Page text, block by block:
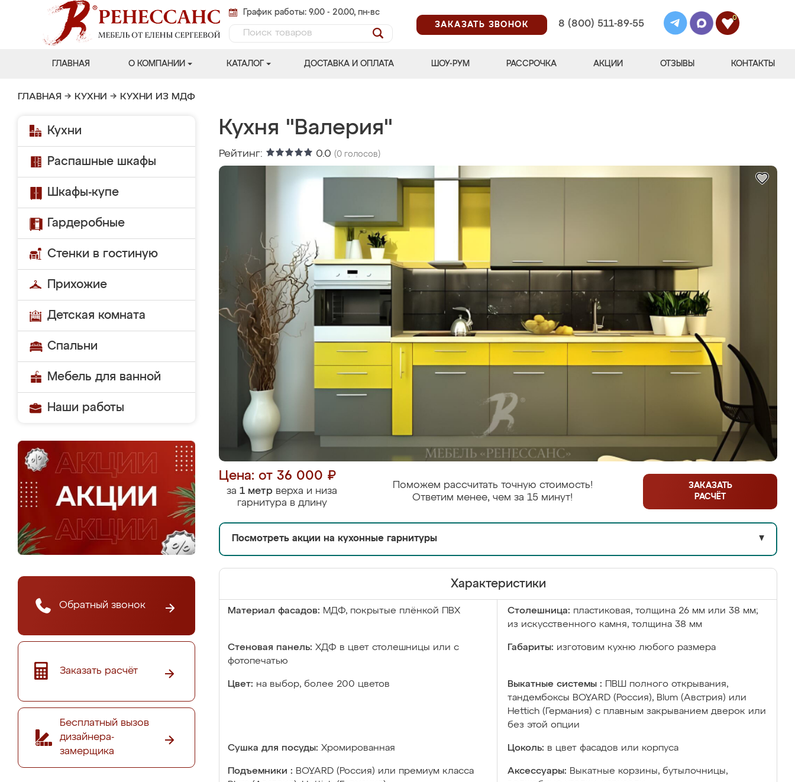
График работы: 9.00 - 20.00, пн-вс
ЗАКАЗАТЬ ЗВОНОК
8 (800) 511-89-55
0
ГЛАВНАЯ О КОМПАНИИ КАТАЛОГ ДОСТАВКА И ОПЛАТА ШОУ-РУМ РАССРОЧКА АКЦИИ ОТЗЫВЫ КОНТАКТЫ
ГЛАВНАЯ → КУХНИ → КУХНИ ИЗ МДФ
Кухни
Распашные шкафы
Шкафы-купе
Гардеробные
Стенки в гостиную
Прихожие
Детская комната
Спальни
Мебель для ванной
Наши работы
Обратный звонок
Заказать расчёт
Бесплатный вызов
дизайнера-
замерщика
Кухня "Валерия"
Рейтинг: 0.0 (0 голосов)
Цена: от 36 000 ₽
за 1 метр верха и низа
гарнитура в длину
Поможем рассчитать точную стоимость!
Ответим менее, чем за 15 минут!
ЗАКАЗАТЬ
РАСЧЁТ
Посмотреть акции на кухонные гарнитуры ▼
Характеристики
Материал фасадов: МДФ, покрытые плёнкой ПВХ Столешница: пластиковая, толщина 26 мм или 38 мм;
из искусственного камня, толщина 38 мм
Стеновая панель: ХДФ в цвет столешницы или с
фотопечатью
Габариты: изготовим кухню любого размера
Цвет: на выбор, более 200 цветов Выкатные системы :
ПВШ полного открывания,
тандембоксы BOYARD (Россия), Blum (Австрия) или
Hettich (Германия) с плавным закрыванием дверок или
без этой опции
Сушка для посуды: Хромированная Цоколь: в цвет фасадов или корпуса
Подъемники : BOYARD (Россия) или премиум класса
Аксессуары: Выкатные корзины, бутылочницы,